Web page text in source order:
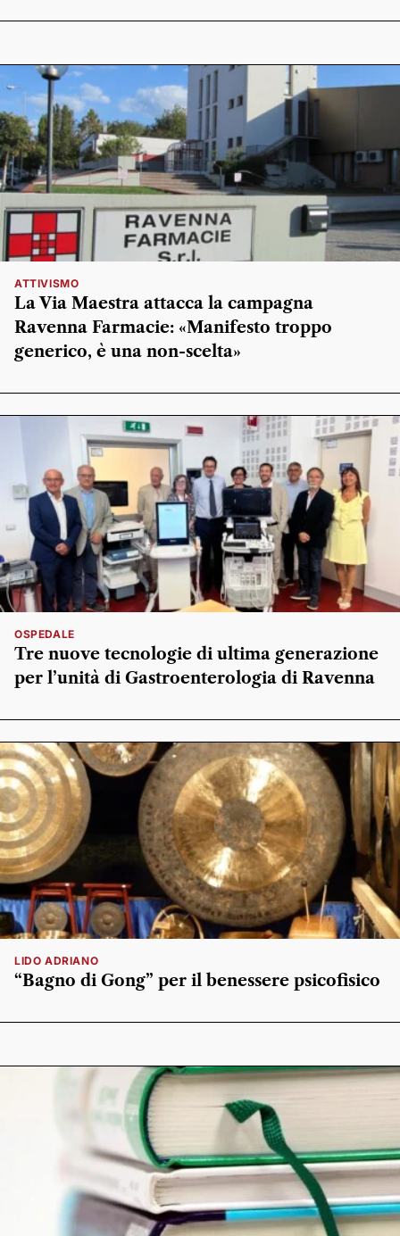
ATTIVISMO
La Via Maestra attacca la campagna
Ravenna Farmacie: «Manifesto troppo
generico, è una non-scelta»
OSPEDALE
Tre nuove tecnologie di ultima generazione
per l’unità di Gastroenterologia di Ravenna
LIDO ADRIANO
“Bagno di Gong” per il benessere psicofisico